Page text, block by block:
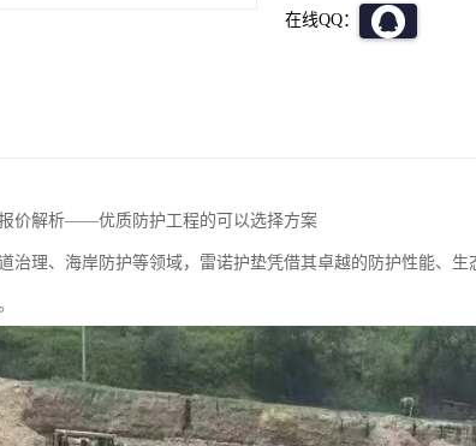
在线QQ：
价解析——优质防护工程的可以选择方案
治理、海岸防护等领域，雷诺护垫凭借其卓越的防护性能、